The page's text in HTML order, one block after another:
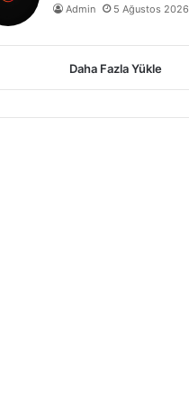
Admin 5 Ağustos 2026
Daha Fazla Yükle